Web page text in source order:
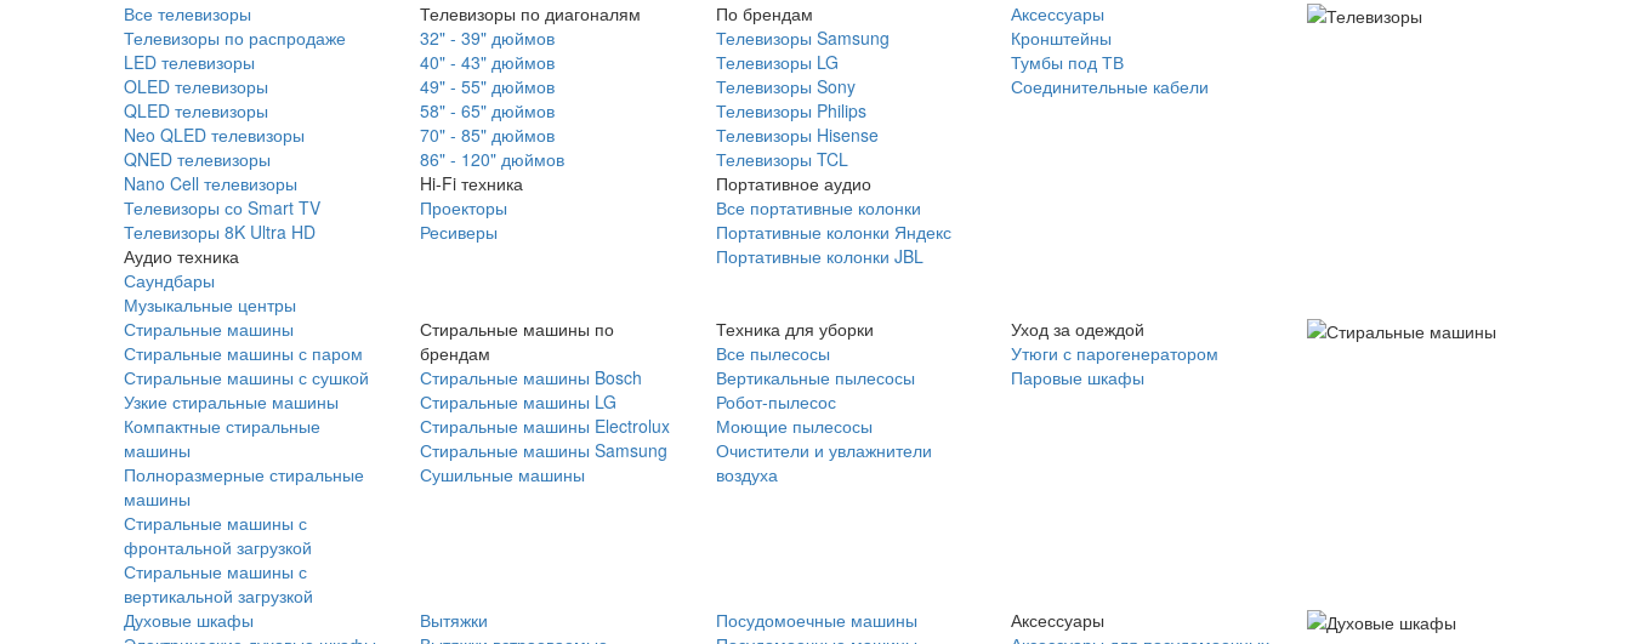
Все телевизоры
Телевизоры по распродаже
LED телевизоры
OLED телевизоры
QLED телевизоры
Neo QLED телевизоры
QNED телевизоры
Nano Cell телевизоры
Телевизоры со Smart TV
Телевизоры 8K Ultra HD
Аудио техника
Саундбары
Музыкальные центры
Телевизоры по диагоналям
32" - 39" дюймов
40" - 43" дюймов
49" - 55" дюймов
58" - 65" дюймов
70" - 85" дюймов
86" - 120" дюймов
Hi-Fi техника
Проекторы
Ресиверы
По брендам
Телевизоры Samsung
Телевизоры LG
Телевизоры Sony
Телевизоры Philips
Телевизоры Hisense
Телевизоры TCL
Портативное аудио
Все портативные колонки
Портативные колонки Яндекс
Портативные колонки JBL
Аксессуары
Кронштейны
Тумбы под ТВ
Соединительные кабели
Стиральные машины
Стиральные машины с паром
Стиральные машины с сушкой
Узкие стиральные машины
Компактные стиральные
машины
Полноразмерные стиральные
машины
Стиральные машины с
фронтальной загрузкой
Стиральные машины с
вертикальной загрузкой
Стиральные машины по
брендам
Стиральные машины Bosch
Стиральные машины LG
Стиральные машины Electrolux
Стиральные машины Samsung
Сушильные машины
Техника для уборки
Все пылесосы
Вертикальные пылесосы
Робот-пылесос
Моющие пылесосы
Очистители и увлажнители
воздуха
Уход за одеждой
Утюги с парогенератором
Паровые шкафы
Духовые шкафы
Вытяжки
Посудомоечные машины
Аксессуары